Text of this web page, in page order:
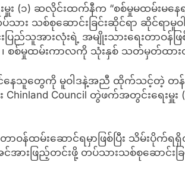
းမှူး (၁) ဆလိုင်းထက်နီက “စစ်မှုမထမ်းမ
သစ်စုဆောင်းခြင်းဆိုင်ရာ ဆိုင်ရာမူဝါ
ြည်သူအားလုံးရဲ့ အမျိုးသားရေးတာဝန်
၊ စစ်မှုထမ်းကာလကို သုံးနှစ် သတ်မှတ်ထာ
င်နေသူတွေကို မူဝါဒနဲ့အညီ ထိုက်သင့်တဲ့ တန်
Council တွဲဖက်အတွင်းရေးမှူး
န်ထမ်းဆောင်ရမှာဖြစ်ပြီး သိမ်းပိုက်ရ
အားဖြည့်တင်းဖို့ တပ်သားသစ်စုဆောင်းခ